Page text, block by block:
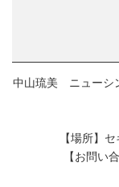
中山琉美 ニューシ
【場所】
【お問い